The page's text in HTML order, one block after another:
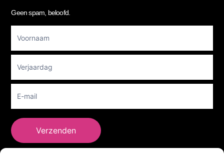
Geen spam, beloofd.
Newsletter
Verzenden